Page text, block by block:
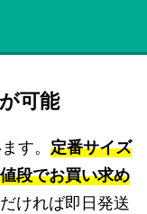
可能
す。 定番サイズ
段でお買い求め
ければ即日発送